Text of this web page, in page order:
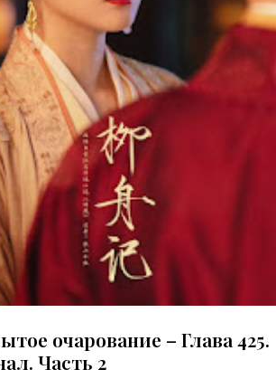
очарование – Глава 425.
Часть 2